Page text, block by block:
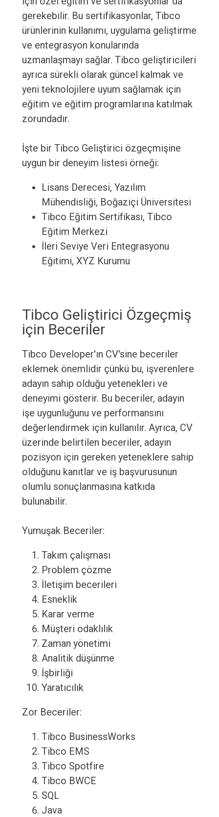
gerekebilir. Bu sertifikasyonlar, Tibco
ürünlerinin kullanımı, uygulama geliştirme
ve entegrasyon konularında
uzmanlaşmayı sağlar. Tibco geliştiricileri
ayrıca sürekli olarak güncel kalmak ve
yeni teknolojilere uyum sağlamak için
eğitim ve eğitim programlarına katılmak
zorundadır.
İşte bir Tibco Geliştirici özgeçmişine
uygun bir deneyim listesi örneği:
Lisans Derecesi, Yazılım
Mühendisliği, Boğaziçi Üniversitesi
Tibco Eğitim Sertifikası, Tibco
Eğitim Merkezi
İleri Seviye Veri Entegrasyonu
Eğitimi, XYZ Kurumu
Tibco Geliştirici Özgeçmiş
için Beceriler
Tibco Developer'ın CV'sine beceriler
eklemek önemlidir çünkü bu, işverenlere
adayın sahip olduğu yetenekleri ve
deneyimi gösterir. Bu beceriler, adayın
işe uygunluğunu ve performansını
değerlendirmek için kullanılır. Ayrıca, CV
üzerinde belirtilen beceriler, adayın
pozisyon için gereken yeteneklere sahip
olduğunu kanıtlar ve iş başvurusunun
olumlu sonuçlanmasına katkıda
bulunabilir.
Yumuşak Beceriler:
Takım çalışması
Problem çözme
İletişim becerileri
Esneklik
Karar verme
Müşteri odaklılık
Zaman yönetimi
Analitik düşünme
İşbirliği
Yaratıcılık
Zor Beceriler:
Tibco BusinessWorks
Tibco EMS
Tibco Spotfire
Tibco BWCE
SQL
Java